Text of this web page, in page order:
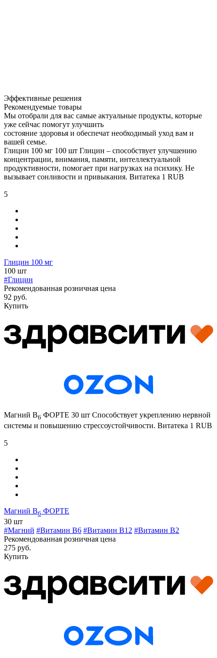
Эффективные решения
Рекомендуемые товары
Мы отобрали для вас самые актуальные продукты, которые
уже сейчас помогут улучшить
состояние здоровья и обеспечат необходимый уход вам и
вашей семье.
Глицин 100 мг 100 шт Глицин – способствует улучшению
концентрации, внимания, памяти, интеллектуальной
продуктивности, помогает при нагрузках на психику. Не
вызывает сонливости и привыкания. Витатека 1 RUB
5
Глицин 100 мг
100 шт
#Глицин
Рекомендованная розничная цена
92 руб.
Купить
Магний В6 ФОРТЕ 30 шт Способствует укреплению нервной
системы и повышению стрессоустойчивости. Витатека 1 RUB
5
Магний В6 ФОРТЕ
30 шт
#Магний #Витамин B6 #Витамин B12 #Витамин B2
Рекомендованная розничная цена
275 руб.
Купить